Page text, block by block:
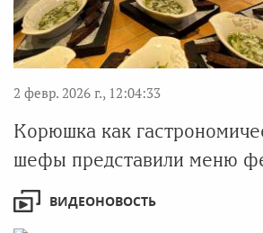
2 февр. 2026 г., 12:04:33
Корюшка как
шефы представили меню
ВИДЕОНОВОСТЬ